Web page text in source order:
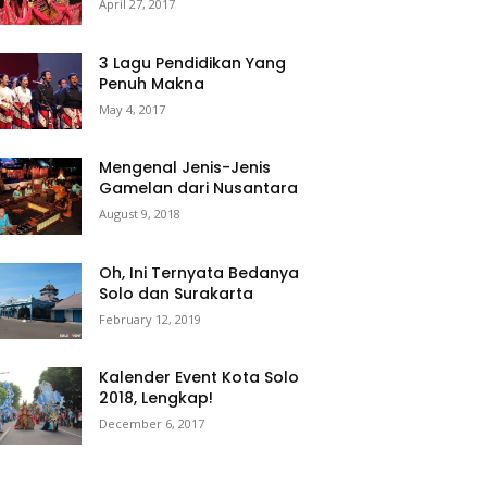
April 27, 2017
3 Lagu Pendidikan Yang
Penuh Makna
May 4, 2017
Mengenal Jenis-Jenis
Gamelan dari Nusantara
August 9, 2018
Oh, Ini Ternyata Bedanya
Solo dan Surakarta
February 12, 2019
Kalender Event Kota Solo
2018, Lengkap!
December 6, 2017